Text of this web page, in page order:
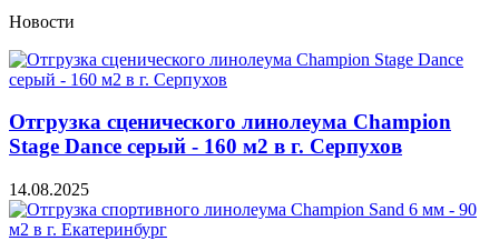
Новости
Отгрузка сценического линолеума Champion
Stage Dance серый - 160 м2 в г. Серпухов
14.08.2025